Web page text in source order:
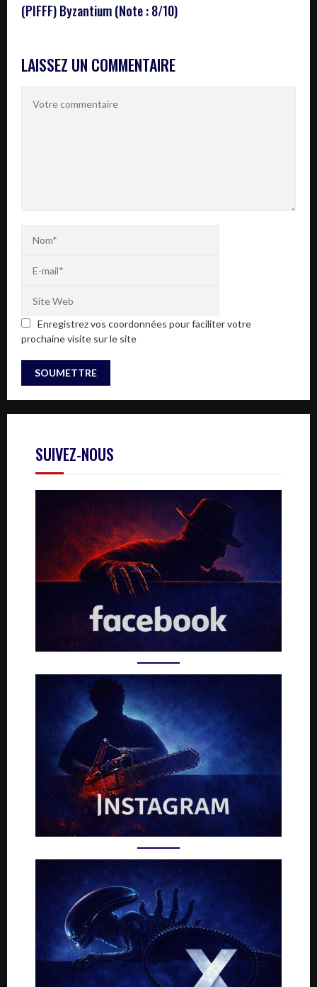
(PIFFF) Byzantium (Note : 8/10)
LAISSEZ UN COMMENTAIRE
Enregistrez vos coordonnées pour faciliter votre
prochaine visite sur le site
SUIVEZ-NOUS